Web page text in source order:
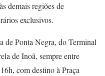
demais regiões de
exclusivos.
de Ponta Negra, do Terminal
de Inoã, sempre entre
com destino à Praça